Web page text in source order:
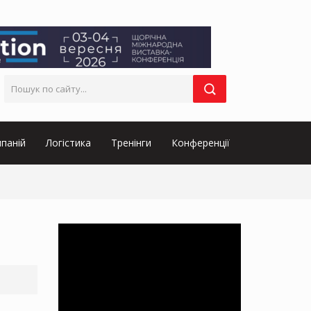
Логістика Тренінги Конференції